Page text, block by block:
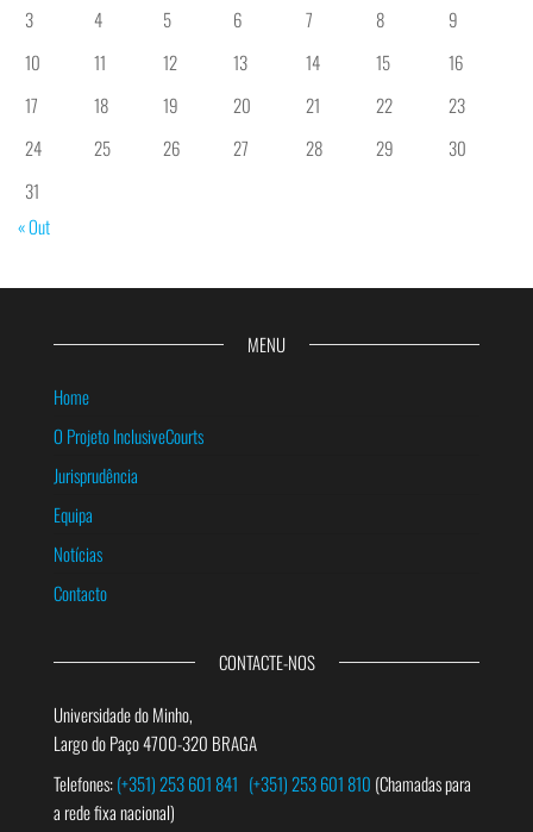
3
4 5 6 7 8
9
10
11 12 13 14 15
16
17
18 19 20 21 22
23
24
25 26 27 28 29
30
31
« Out
MENU
Home
O Projeto InclusiveCourts
Jurisprudência
Equipa
Notícias
Contacto
CONTACTE-NOS
Universidade do Minho,
Largo do Paço 4700-320 BRAGA
Telefones:(+351) 253 601 841 (+351) 253 601 810 (Chamadas para
a rede fixa nacional)